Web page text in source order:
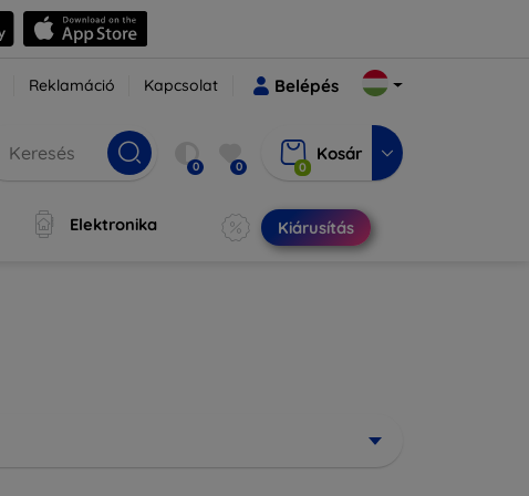
Reklamáció Kapcsolat Belépés
0 0 0
Kosár
Elektronika Kiárusítás